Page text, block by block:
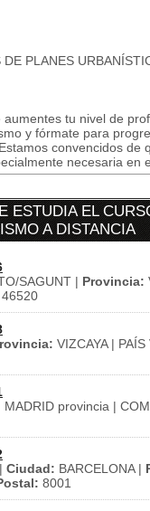
PLANES
tu nivel de
y fórmate para
convencidos de
necesaria en
ESTUDIA EL
A DISTANCIA
SAGUNT | Provincia:
46520
VIZCAYA | PAÍS
MADRID provincia |
Ciudad: BARCELONA |
8001